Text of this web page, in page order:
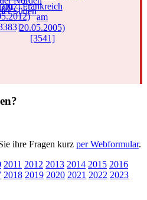
Süden
ihre Fragen kurz per Webformular.
2011 2012 2013 2014 2015 2016
2018 2019 2020 2021 2022 2023